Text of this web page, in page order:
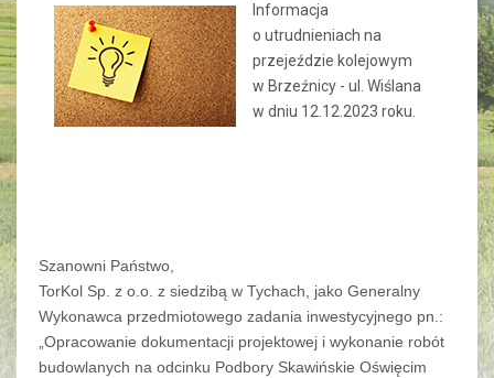
Informacja
o utrudnieniach na
przejeździe kolejowym
w Brzeźnicy - ul. Wiślana
w dniu 12.12.2023 roku.
Szanowni Państwo,
TorKol Sp. z o.o. z siedzibą w Tychach, jako Generalny
Wykonawca przedmiotowego zadania inwestycyjnego pn.:
„Opracowanie dokumentacji projektowej i wykonanie robót
budowlanych na odcinku Podbory Skawińskie Oświęcim